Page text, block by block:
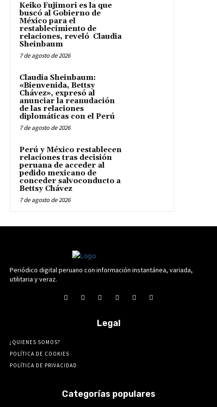
Keiko Fujimori es la que
buscó al Gobierno de
México para el
restablecimiento de
relaciones, reveló Claudia
Sheinbaum
7 de agosto de 2026
Claudia Sheinbaum:
«Bienvenida, Bettsy
Chávez», expresó al
anunciar la reanudación
de las relaciones
diplomáticas con el Perú
7 de agosto de 2026
Perú y México restablecen
relaciones tras decisión
peruana de acceder al
pedido mexicano de
conceder salvoconducto a
Bettsy Chávez
7 de agosto de 2026
Periódico digital peruano con información instantánea, variada,
utilitaria y veraz.
Legal
¿QUIENES SOMOS?
POLÍTICA DE COOKIES
POLÍTICA DE PRIVACIDAD
Categorías populares